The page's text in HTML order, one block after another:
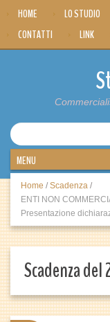
HOME LO STUDIO
CONTATTI
LINK
Home / Scadenza /
ENTI NON
Presentazione
Scadenza